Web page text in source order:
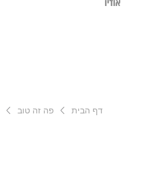
אודיו
דף הבית פה זה טוב